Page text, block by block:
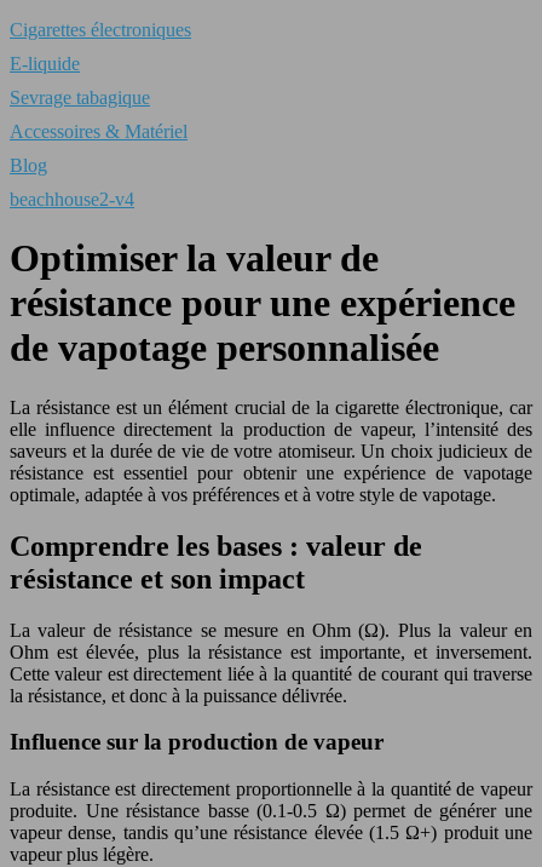
Cigarettes électroniques
E-liquide
Sevrage tabagique
Accessoires & Matériel
Blog
beachhouse2-v4
Optimiser la valeur de
résistance pour une expérience
de vapotage personnalisée
La résistance est un élément crucial de la cigarette électronique, car
elle influence directement la production de vapeur, l’intensité des
saveurs et la durée de vie de votre atomiseur. Un choix judicieux de
résistance est essentiel pour obtenir une expérience de vapotage
optimale, adaptée à vos préférences et à votre style de vapotage.
Comprendre les bases : valeur de
résistance et son impact
La valeur de résistance se mesure en Ohm (Ω). Plus la valeur en
Ohm est élevée, plus la résistance est importante, et inversement.
Cette valeur est directement liée à la quantité de courant qui traverse
la résistance, et donc à la puissance délivrée.
Influence sur la production de vapeur
La résistance est directement proportionnelle à la quantité de vapeur
produite. Une résistance basse (0.1-0.5 Ω) permet de générer une
vapeur dense, tandis qu’une résistance élevée (1.5 Ω+) produit une
vapeur plus légère.